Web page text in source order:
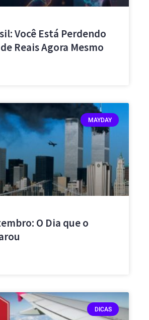
Você Está Perdendo
Reais Agora Mesmo
MAYDAY
O Dia que o
DICAS